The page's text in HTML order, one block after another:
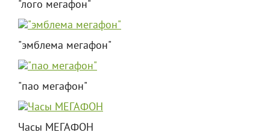
"лого мегафон"
"эмблема мегафон"
"пао мегафон"
Часы МЕГАФОН